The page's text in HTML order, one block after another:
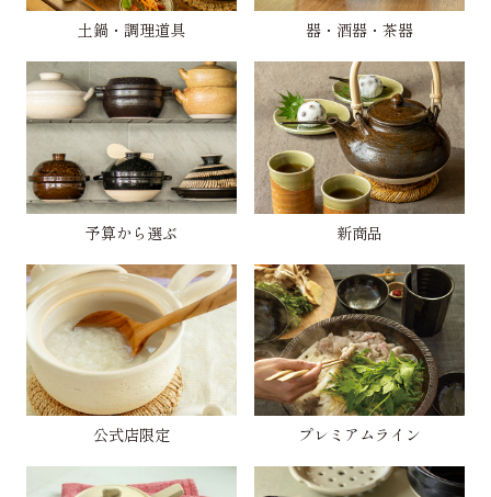
土鍋・調理道具 器・酒器・茶器
予算から選ぶ 新商品
公式店限定 プレミアムライン